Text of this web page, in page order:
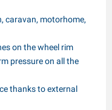
caravan, motorhome,
on the wheel rim
pressure on all the
thanks to external